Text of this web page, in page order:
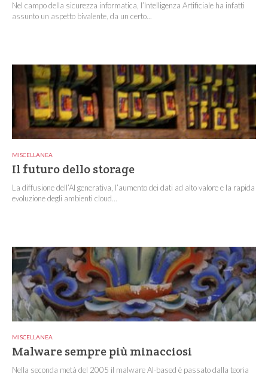
Nel campo della sicurezza informatica, l’Intelligenza Artificiale ha infatti
assunto un aspetto bivalente, da un certo...
MISCELLANEA
Il futuro dello storage
La diffusione dell’AI generativa, l’aumento dei dati ad alto valore e la rapida
evoluzione degli ambienti cloud...
MISCELLANEA
Malware sempre più minacciosi
Nella seconda metà del 2005 il malware AI-based è passato dalla teoria